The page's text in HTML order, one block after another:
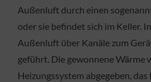
Außenluft durch einen
oder sie befindet sich im Keller.
Außenluft über Kanäle zum
geführt. Die gewonnene Wärme
Heizungssystem abgegeben,